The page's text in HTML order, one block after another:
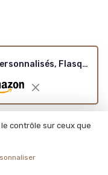
7 Pièces Flasques a Alcool Personnalisés, Flasques Whisky en Inox 304 8oz/227ml Personnalisables pour EVG, Flasque de Mariage Personnalisés pour les Garçons D'Honneur et les Témoins (Marron) Marron 7
contrôle sur ceux que